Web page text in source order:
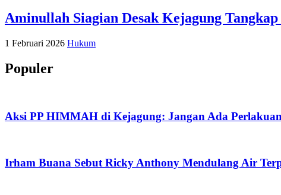
Aminullah Siagian Desak Kejagung
1 Februari 2026 Hukum
Populer
Aksi PP HIMMAH di Kejagung: Jangan Ada
Irham Buana Sebut Ricky Anthony Mendulang Air